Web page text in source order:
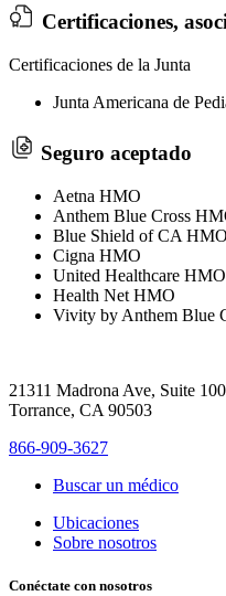
Certificaciones,
Certificaciones de la Junta
Junta Americana de
Seguro aceptado
Aetna HMO
Anthem Blue Cross
Blue Shield of CA HMO
Cigna HMO
United Healthcare HMO
Health Net HMO
Vivity by Anthem Blue
21311 Madrona Ave, Suite
Torrance, CA 90503
866-909-3627
Buscar un médico
Ubicaciones
Sobre nosotros
Conéctate con nosotros